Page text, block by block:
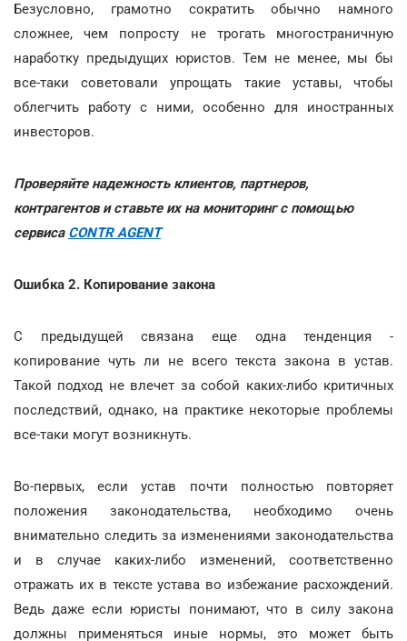
Безусловно, грамотно сократить обычно намного
сложнее, чем попросту не трогать многостраничную
наработку предыдущих юристов. Тем не менее, мы бы
все-таки советовали упрощать такие уставы, чтобы
облегчить работу с ними, особенно для иностранных
инвесторов.
Проверяйте надежность клиентов, партнеров,
контрагентов и ставьте их на мониторингс помощью
сервиса CONTR AGENT
Ошибка 2. Копирование закона
С предыдущей связана еще одна тенденция -
копирование чуть ли не всего текста закона в устав.
Такой подход не влечет за собой каких-либо критичных
последствий, однако, на практике некоторые проблемы
все-таки могут возникнуть.
Во-первых, если устав почти полностью повторяет
положения законодательства, необходимо очень
внимательно следить за изменениями законодательства
и в случае каких-либо изменений, соответственно
отражать их в тексте устава во избежание расхождений.
Ведь даже если юристы понимают, что в силу закона
должны применяться иные нормы, это может быть